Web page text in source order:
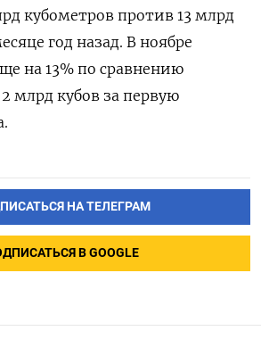
кубометров против 13 млрд
год назад. В ноябре
на 13% по сравнению
млрд кубов за первую
НА ТЕЛЕГРАМ
В GOOGLE